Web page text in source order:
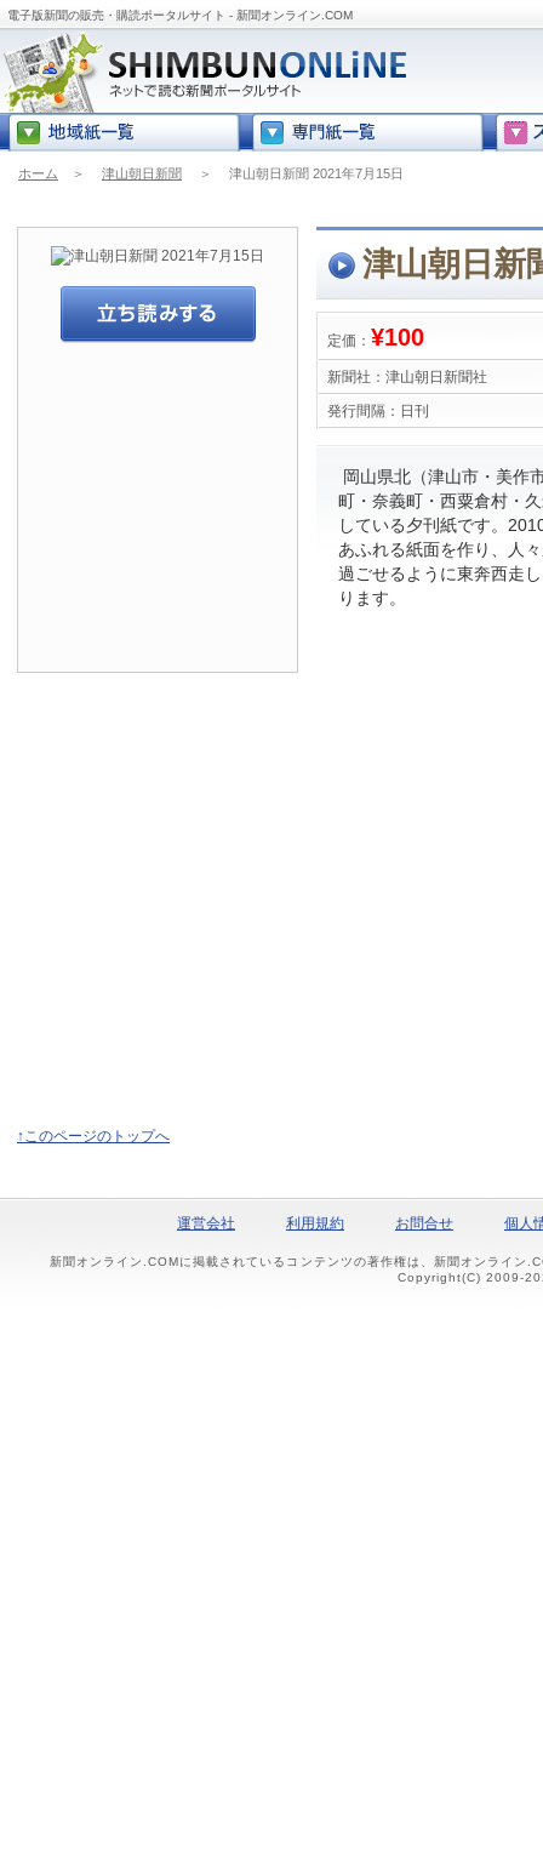
電子版新聞の販売・購読ポータルサイト - 新聞オンライン.COM
ホーム ＞ 津山朝日新聞 ＞ 津山朝日新聞 2021年7月15日
津山朝日新
定価： ¥100
新聞社： 津山朝日新聞社
発行間隔： 日刊
岡山県北（津山市・美作
町・奈義町・西粟倉村・
している夕刊紙です。
あふれる紙面を作り、人
過ごせるように東奔西走
ります。
↑このページのトップへ
運営会社 利用規約 お問合せ 個人
新聞オンライン.COMに掲載されているコンテンツの著作権は、新聞オンライン
Copyright(C) 2009-